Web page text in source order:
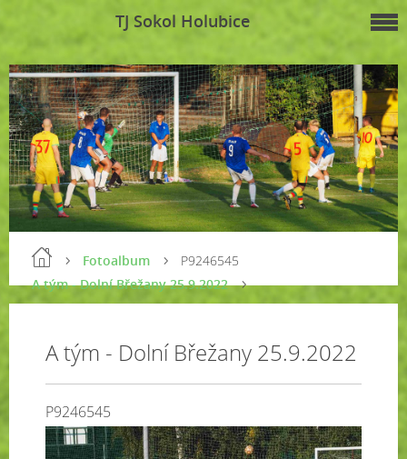
TJ Sokol Holubice
Fotoalbum
A tým - Dolní Břežany 25.9.2022
P9246545
A tým - Dolní Břežany 25.9.2022
P9246545